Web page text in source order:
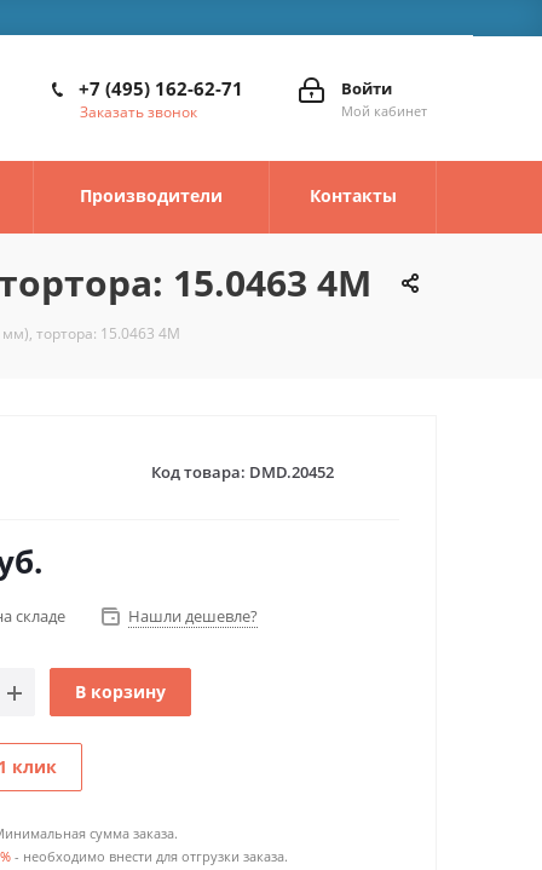
Войти
Мой кабинет
+7 (495) 162-62-71
Заказать звонок
Производители Контакты
15.0463 4M
тортора: 15.0463 4M
Код товара: DMD.20452
складе Нашли дешевле?
В корзину
клик
сумма заказа.
- необходимо внести для отгрузки заказа.